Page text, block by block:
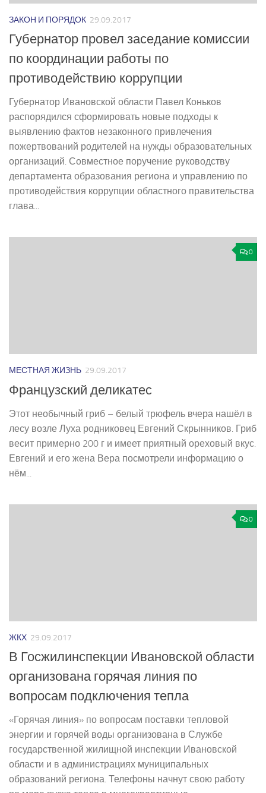
ЗАКОН И ПОРЯДОК 29.09.2017
Губернатор провел заседание комиссии
по координации работы по
противодействию коррупции
Губернатор Ивановской области Павел Коньков
распорядился сформировать новые подходы к
выявлению фактов незаконного привлечения
пожертвований родителей на нужды образовательных
организаций. Совместное поручение руководству
департамента образования региона и управлению по
противодействия коррупции областного правительства
глава...
0
МЕСТНАЯ ЖИЗНЬ 29.09.2017
Французский деликатес
Этот необычный гриб – белый трюфель вчера нашёл в
лесу возле Луха родниковец Евгений Скрынников. Гриб
весит примерно 200 г и имеет приятный ореховый вкус.
Евгений и его жена Вера посмотрели информацию о
нём...
0
ЖКХ 29.09.2017
В Госжилинспекции Ивановской области
организована горячая линия по
вопросам подключения тепла
«Горячая линия» по вопросам поставки тепловой
энергии и горячей воды организована в Службе
государственной жилищной инспекции Ивановской
области и в администрациях муниципальных
образований региона. Телефоны начнут свою работу